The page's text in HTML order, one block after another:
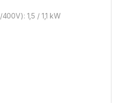
1,5 / 1,1 kW